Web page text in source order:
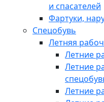
и спасателей
Фартуки,
Спецобувь
Летняя
Летние
Летние
Летние